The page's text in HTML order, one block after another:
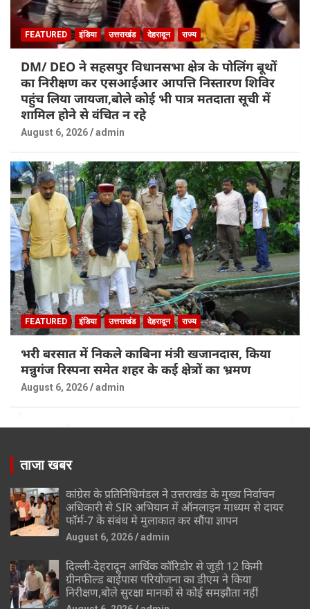
FEATURED इंडिया उत्तराखंड देहरादून राज्य
DM/ DEO ने सहसपुर विधानसभा क्षेत्र के पोलिंग बूथों
का निरीक्षण कर एसआईआर आपत्ति निस्तारण शिविर
पहुंच लिया जायजा,बोले कोई भी पात्र मतदाता सूची में
शामिल होने से वंचित न रहे
August 6, 2026 admin
FEATURED इंडिया उत्तराखंड देहरादून राज्य
भरी बरसात में निकले काबिना मंत्री खजानदास, किया
मन्नुगंज रिस्पना समेत शहर के कई क्षेत्रों का भ्रमण
August 6, 2026 admin
ताजा खबर
कांग्रेस के प्रतिनिधिमंडल ने उत्तराखंड के मुख्य निर्वाचन
अधिकारी से SIR अभियान में ऑनलाइन माध्यम से दायर
फॉर्म-7 के संबंध मे मुलाकात कर सौंपा ज्ञापन
August 6, 2026 admin
दिल्ली-देहरादून आर्थिक कॉरिडोर से जुड़ी 12 किमी
ग्रीनफील्ड बाईपास परियोजना का डीएम ने किया
निरीक्षण,बोले सुरक्षा मानकों से कोई समझौता नहीं